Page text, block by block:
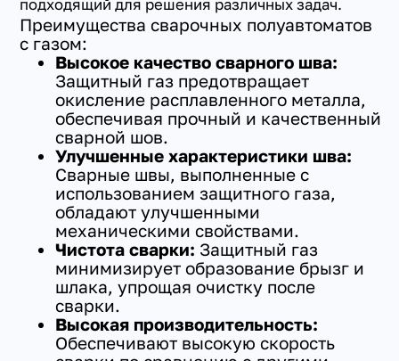
подходящий для решения различных задач.
Преимущества сварочных полуавтоматов
с газом:
Высокое качество сварного шва:
Защитный газ предотвращает
окисление расплавленного металла,
обеспечивая прочный и качественный
сварной шов.
Улучшенные характеристики шва:
Сварные швы, выполненные с
использованием защитного газа,
обладают улучшенными
механическими свойствами.
Чистота сварки: Защитный газ
минимизирует образование брызг и
шлака, упрощая очистку после
сварки.
Высокая производительность:
Обеспечивают высокую скорость